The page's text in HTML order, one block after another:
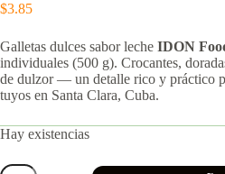
$3.85
Galletas dulces sabor leche IDON
individuales (500 g). Crocantes,
de dulzor — un detalle rico y práctico
tuyos en Santa Clara, Cuba.
Hay existencias
Galletas